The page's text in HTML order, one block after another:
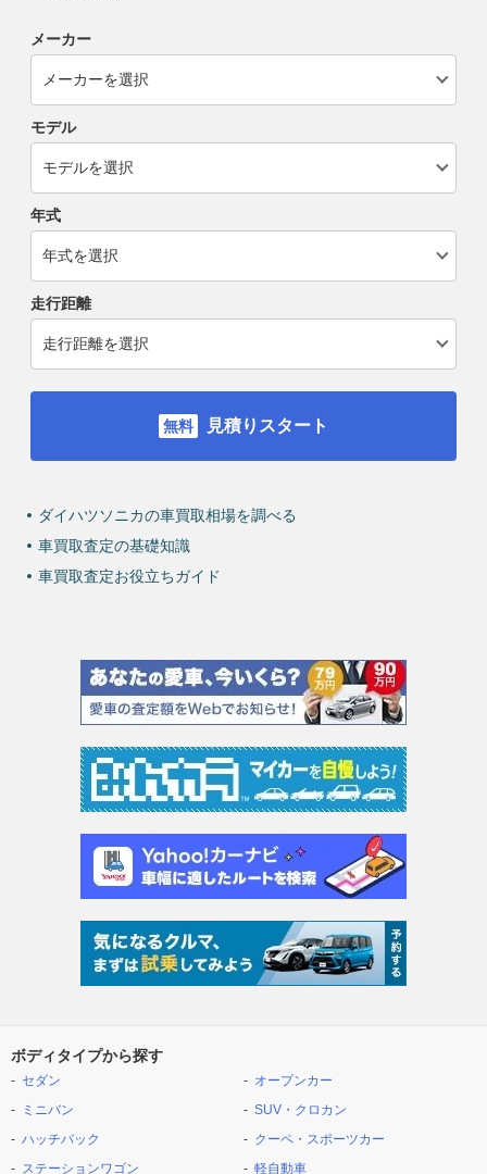
メーカー
モデル
年式
走行距離
見積りスタート
ダイハツソニカの車買取相場を調べる
車買取査定の基礎知識
車買取査定お役立ちガイド
ボディタイプから探す
セダン
ミニバン
ハッチバック
ステーションワゴン
オープンカー
SUV・クロカン
クーペ・スポーツカー
軽自動車